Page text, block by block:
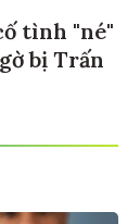
tình "né"
bị Trấn